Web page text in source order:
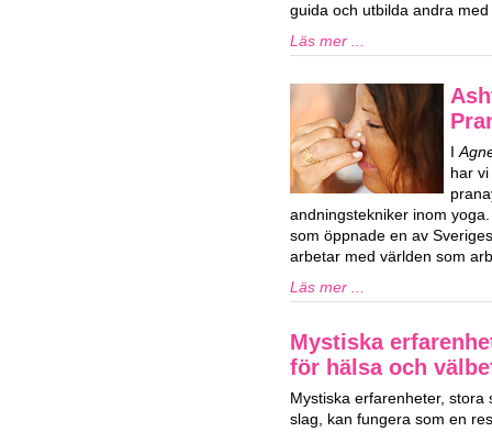
guida och utbilda andra
Läs mer ...
I
har
andningstekniker inom
som öppnade en av
arbetar med världen som
Läs mer ...
Mystiska
för hälsa och
Mystiska erfarenheter, stora
slag, kan fungera som en